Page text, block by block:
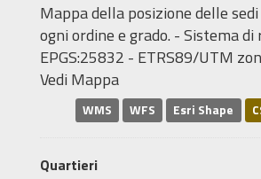
Mappa della posizione delle
ogni ordine e grado. - Sistema
EPGS:25832 - ETRS89/UTM
Vedi Mappa
WMS WFS Esri Shape
Quartieri